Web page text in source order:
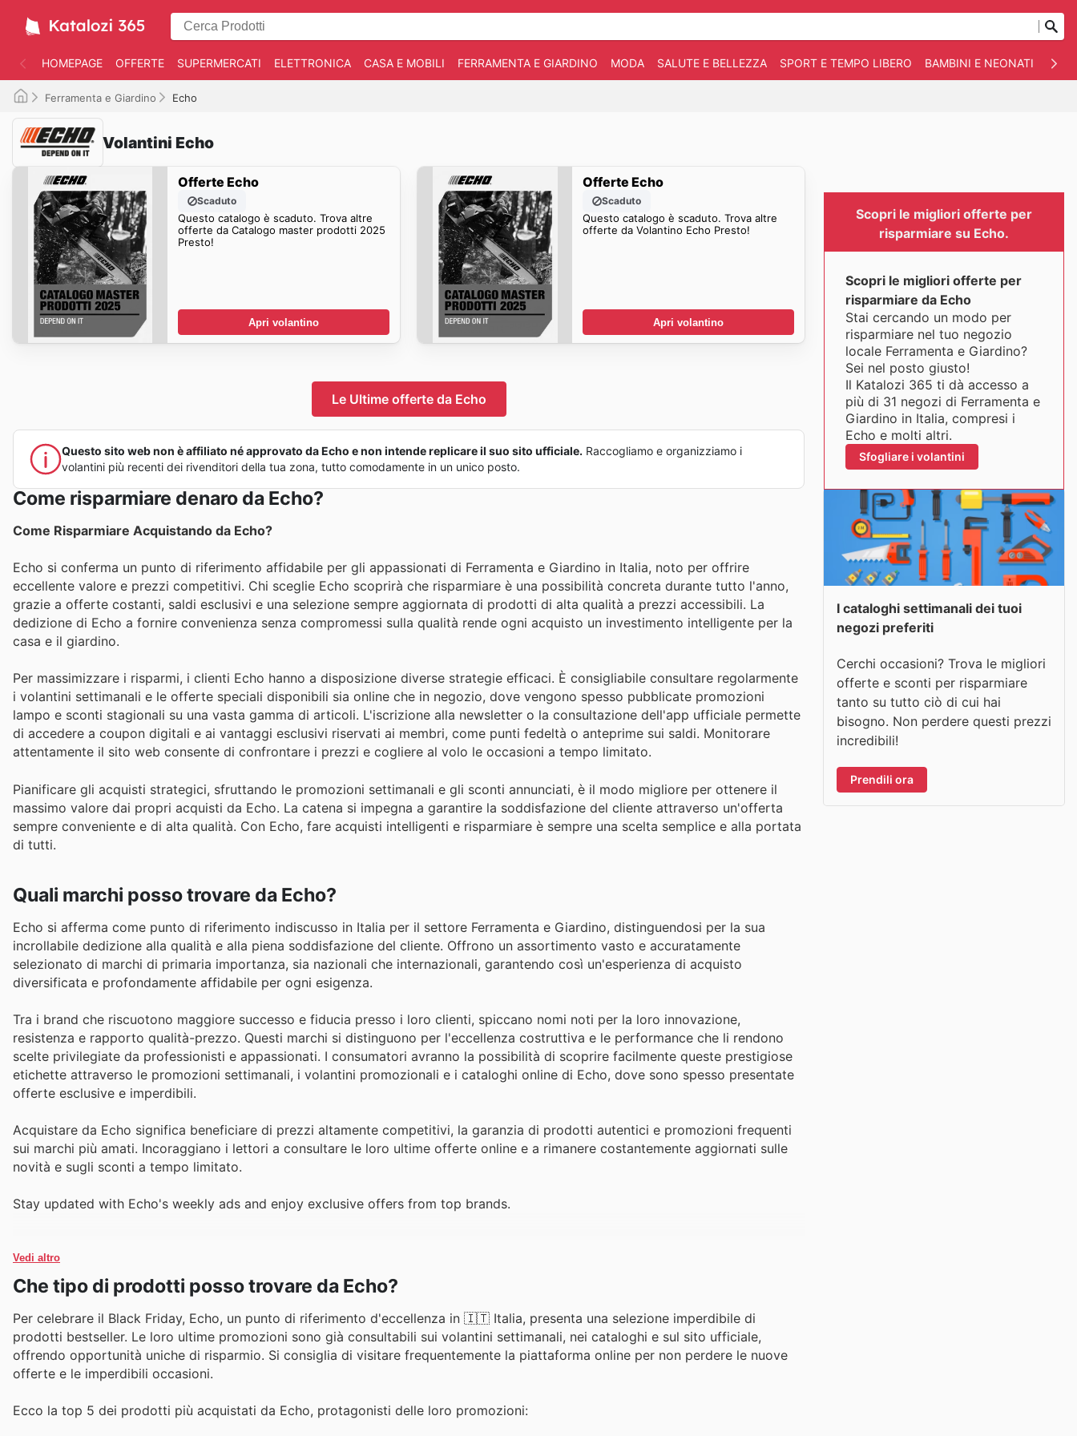
HOMEPAGE OFFERTE SUPERMERCATI ELETTRONICA CASA E MOBILI FERRAMENTA E GIARDINO MODA SALUTE E BELLEZZA SPORT E TEMPO LIBERO BAMBINI E NEONATI
Ferramenta e Giardino Echo
Volantini Echo
Offerte Echo
Scaduto
Questo catalogo è scaduto. Trova altre
offerte da Catalogo master prodotti 2025
Presto!
Apri volantino
Offerte Echo
Scaduto
Questo catalogo è scaduto. Trova altre
offerte da Volantino Echo Presto!
Apri volantino
Le Ultime offerte da Echo
Questo sito web non è affiliato né approvato da Echo e non intende replicare il suo sito ufficiale. Raccogliamo e organizziamo i
volantini più recenti dei rivenditori della tua zona, tutto comodamente in un unico posto.
Come risparmiare denaro da Echo?
Come Risparmiare Acquistando da Echo?
Echo si conferma un punto di riferimento affidabile per gli appassionati di Ferramenta e Giardino in Italia, noto per offrire
eccellente valore e prezzi competitivi. Chi sceglie Echo scoprirà che risparmiare è una possibilità concreta durante tutto l'anno,
grazie a offerte costanti, saldi esclusivi e una selezione sempre aggiornata di prodotti di alta qualità a prezzi accessibili. La
dedizione di Echo a fornire convenienza senza compromessi sulla qualità rende ogni acquisto un investimento intelligente per la
casa e il giardino.
Per massimizzare i risparmi, i clienti Echo hanno a disposizione diverse strategie efficaci. È consigliabile consultare regolarmente
i volantini settimanali e le offerte speciali disponibili sia online che in negozio, dove vengono spesso pubblicate promozioni
lampo e sconti stagionali su una vasta gamma di articoli. L'iscrizione alla newsletter o la consultazione dell'app ufficiale permette
di accedere a coupon digitali e ai vantaggi esclusivi riservati ai membri, come punti fedeltà o anteprime sui saldi. Monitorare
attentamente il sito web consente di confrontare i prezzi e cogliere al volo le occasioni a tempo limitato.
Pianificare gli acquisti strategici, sfruttando le promozioni settimanali e gli sconti annunciati, è il modo migliore per ottenere il
massimo valore dai propri acquisti da Echo. La catena si impegna a garantire la soddisfazione del cliente attraverso un'offerta
sempre conveniente e di alta qualità. Con Echo, fare acquisti intelligenti e risparmiare è sempre una scelta semplice e alla portata
di tutti.
Quali marchi posso trovare da Echo?
Echo si afferma come punto di riferimento indiscusso in Italia per il settore Ferramenta e Giardino, distinguendosi per la sua
incrollabile dedizione alla qualità e alla piena soddisfazione del cliente. Offrono un assortimento vasto e accuratamente
selezionato di marchi di primaria importanza, sia nazionali che internazionali, garantendo così un'esperienza di acquisto
diversificata e profondamente affidabile per ogni esigenza.
Tra i brand che riscuotono maggiore successo e fiducia presso i loro clienti, spiccano nomi noti per la loro innovazione,
resistenza e rapporto qualità-prezzo. Questi marchi si distinguono per l'eccellenza costruttiva e le performance che li rendono
scelte privilegiate da professionisti e appassionati. I consumatori avranno la possibilità di scoprire facilmente queste prestigiose
etichette attraverso le promozioni settimanali, i volantini promozionali e i cataloghi online di Echo, dove sono spesso presentate
offerte esclusive e imperdibili.
Acquistare da Echo significa beneficiare di prezzi altamente competitivi, la garanzia di prodotti autentici e promozioni frequenti
sui marchi più amati. Incoraggiano i lettori a consultare le loro ultime offerte online e a rimanere costantemente aggiornati sulle
novità e sugli sconti a tempo limitato.
Stay updated with Echo's weekly ads and enjoy exclusive offers from top brands.
Vedi altro
Che tipo di prodotti posso trovare da Echo?
Per celebrare il Black Friday, Echo, un punto di riferimento d'eccellenza in 🇮🇹 Italia, presenta una selezione imperdibile di
prodotti bestseller. Le loro ultime promozioni sono già consultabili sui volantini settimanali, nei cataloghi e sul sito ufficiale,
offrendo opportunità uniche di risparmio. Si consiglia di visitare frequentemente la piattaforma online per non perdere le nuove
offerte e le imperdibili occasioni.
Ecco la top 5 dei prodotti più acquistati da Echo, protagonisti delle loro promozioni:
Scopri le migliori offerte per
risparmiare su Echo.
Scopri le migliori offerte per
risparmiare da Echo
Stai cercando un modo per
risparmiare nel tuo negozio
locale Ferramenta e Giardino?
Sei nel posto giusto!
Il Katalozi 365 ti dà accesso a
più di 31 negozi di Ferramenta e
Giardino in Italia, compresi i
Echo e molti altri.
Sfogliare i volantini
I cataloghi settimanali dei tuoi
negozi preferiti
Cerchi occasioni? Trova le migliori
offerte e sconti per risparmiare
tanto su tutto ciò di cui hai
bisogno. Non perdere questi prezzi
incredibili!
Prendili ora